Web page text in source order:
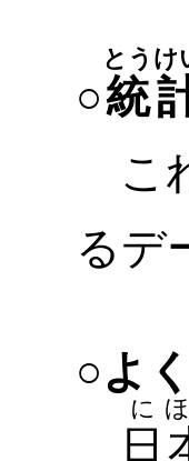
○統
とう け
こ
るデ
○よ
日
に